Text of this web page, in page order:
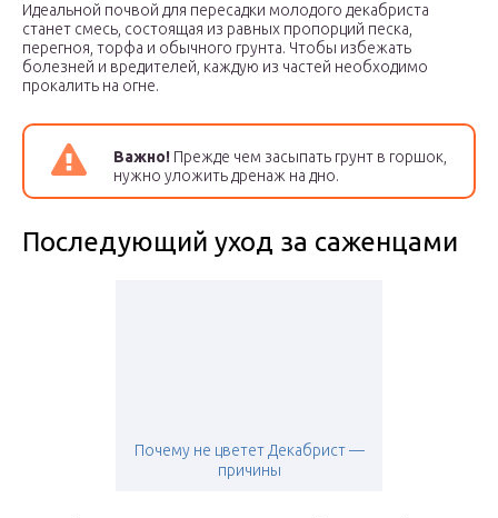
Идеальной почвой для пересадки молодого декабриста
станет смесь, состоящая из равных пропорций песка,
перегноя, торфа и обычного грунта. Чтобы избежать
болезней и вредителей, каждую из частей необходимо
прокалить на огне.
Важно! Прежде чем засыпать грунт в горшок,
нужно уложить дренаж на дно.
Последующий уход за саженцами
Почему не цветет Декабрист —
причины